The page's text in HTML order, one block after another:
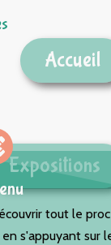
Accueil
Expositions
tout le
s'appuyant sur